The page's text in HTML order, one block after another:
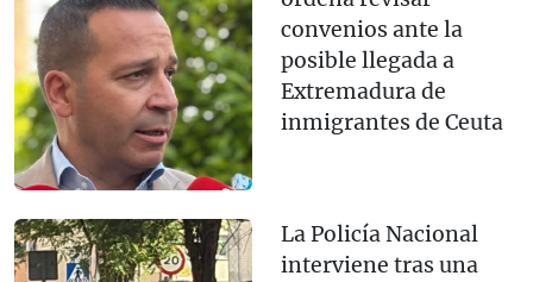
convenios ante la
posible llegada a
Extremadura de
inmigrantes de Ceuta
La Policía Nacional
interviene tras una